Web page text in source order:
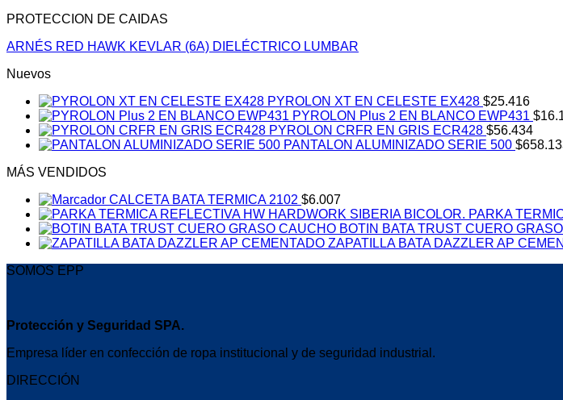
PROTECCION DE CAIDAS
ARNÉS RED HAWK KEVLAR (6A) DIELÉCTRICO LUMBAR
Nuevos
PYROLON XT EN CELESTE EX428 $25.416
PYROLON Plus 2 EN BLANCO EWP431 $
PYROLON CRFR EN GRIS ECR428 $56.434
PANTALON ALUMINIZADO SERIE 500 $
MÁS VENDIDOS
CALCETA BATA TERMICA 2102 $6.007
PARKA
BOTIN BATA TRUST CUERO
ZAPATILLA BATA DAZZLER AP
SOMOS EPP
Protección y Seguridad SPA.
Empresa líder en confección de ropa institucional y de seguridad industrial.
DIRECCIÓN